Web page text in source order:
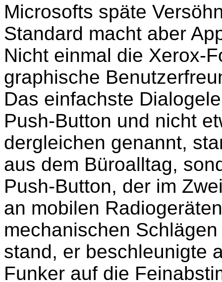
Microsofts späte
Standard macht aber
Nicht einmal die Xerox-
graphische
Das einfachste
Push-Button und nicht
dergleichen genannt,
aus dem Büroalltag,
Push-Button, der im
an mobilen
mechanischen
stand, er beschleunigte
Funker auf die